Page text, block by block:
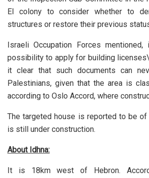
El colony to consider whether to
structures or restore their previous
Israeli Occupation Forces
possibility to apply for building
it clear that such documents can
Palestinians, given that the area is
according to Oslo Accord, where
The targeted house is reported to be of
is still under construction.
About Idhna:
It is 18km west of Hebron.